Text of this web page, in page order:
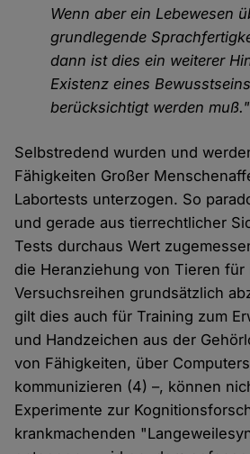
Wenn aber ein Lebewesen
grundlegende
dann ist dies ein weiterer
Existenz eines
berücksichtigt werden
Selbstredend wurden und
Fähigkeiten Großer
Labortests unterzogen. So
und gerade aus tierrechtlicher
Tests durchaus Wert
die Heranziehung von Tieren für
Versuchsreihen grundsätzlich
gilt dies auch für Training zum
und Handzeichen aus der
von Fähigkeiten, über
kommunizieren (4) –, können
Experimente zur
krankmachenden